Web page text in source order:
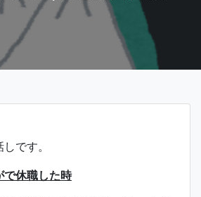
です。
で休職した時